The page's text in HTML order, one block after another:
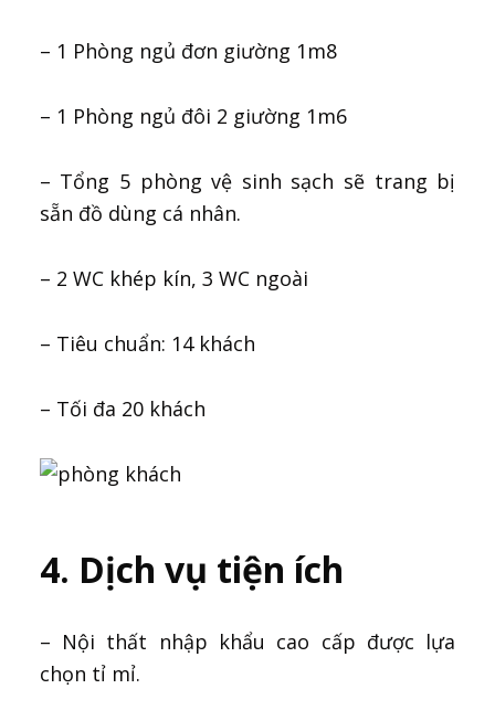
– 1 Phòng ngủ đơn giường 1m8
– 1 Phòng ngủ đôi 2 giường 1m6
– Tổng 5 phòng vệ sinh sạch sẽ trang bị
sẵn đồ dùng cá nhân.
– 2 WC khép kín, 3 WC ngoài
– Tiêu chuẩn: 14 khách
– Tối đa 20 khách
4. Dịch vụ tiện ích
– Nội thất nhập khẩu cao cấp được lựa
chọn tỉ mỉ.